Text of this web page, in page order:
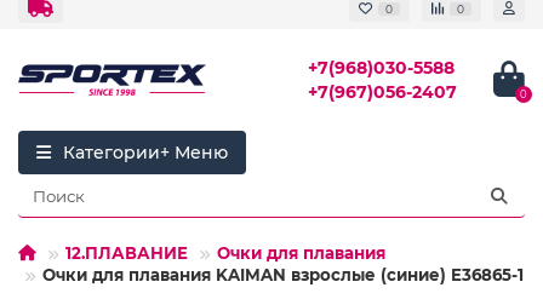
0 0
+7(968)030-5588
+7(967)056-2407
0
Категории
12.ПЛАВАНИЕ
Очки для плавания
Очки для плавания KAIMAN взрослые (синие) E36865-1